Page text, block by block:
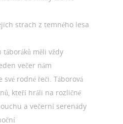
strach z temného lesa
měli vždy
večer nám
rodné řeči. Táborová
kteří hráli na rozličné
a večerní serenády